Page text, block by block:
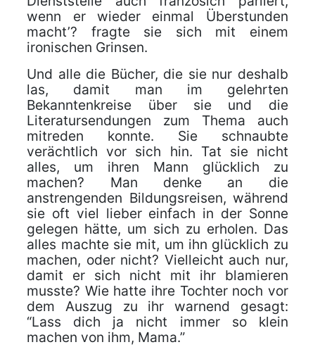
wenn er wieder einmal Überstunden
macht’? fragte sie sich mit einem
ironischen Grinsen.
Und alle die Bücher, die sie nur deshalb
las, damit man im gelehrten
Bekanntenkreise über sie und die
Literatursendungen zum Thema auch
mitreden konnte. Sie schnaubte
verächtlich vor sich hin. Tat sie nicht
alles, um ihren Mann glücklich zu
machen? Man denke an die
anstrengenden Bildungsreisen, während
sie oft viel lieber einfach in der Sonne
gelegen hätte, um sich zu erholen. Das
alles machte sie mit, um ihn glücklich zu
machen, oder nicht? Vielleicht auch nur,
damit er sich nicht mit ihr blamieren
musste? Wie hatte ihre Tochter noch vor
dem Auszug zu ihr warnend gesagt:
“Lass dich ja nicht immer so klein
machen von ihm, Mama.”